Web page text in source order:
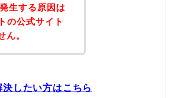
生する原因は
の公式サイト
ん。
したい方はこちら